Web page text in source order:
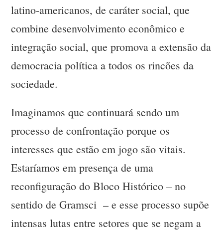
latino-americanos, de caráter social, que
combine desenvolvimento econômico e
integração social, que promova a extensão da
democracia política a todos os rincões da
sociedade.
Imaginamos que continuará sendo um
processo de confrontação porque os
interesses que estão em jogo são vitais.
Estaríamos em presença de uma
reconfiguração do Bloco Histórico – no
sentido de Gramsci – e esse processo supõe
intensas lutas entre setores que se negam a